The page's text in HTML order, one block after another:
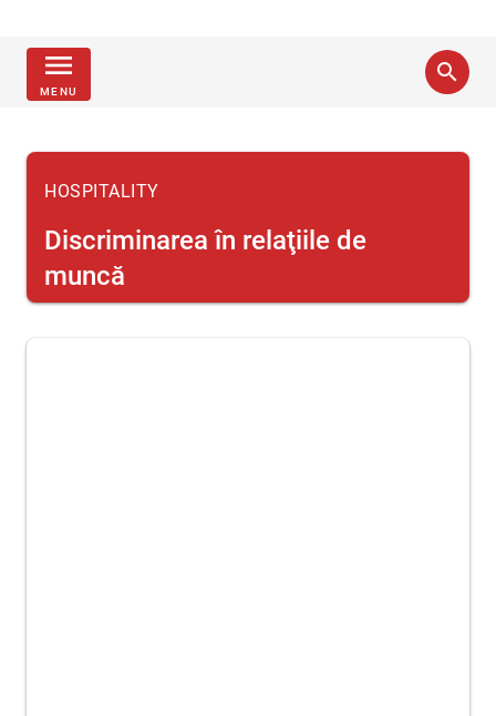
menu
MENU
search
HOSPITALITY
Discriminarea în relaţiile de
muncă